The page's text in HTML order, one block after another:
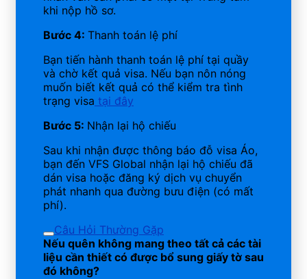
khi nộp hồ sơ.
Bước 4: Thanh toán lệ phí
Bạn tiến hành thanh toán lệ phí tại quầy
và chờ kết quả visa. Nếu bạn nôn nóng
muốn biết kết quả có thể kiểm tra tình
trạng visa tại đây
Bước 5: Nhận lại hộ chiếu
Sau khi nhận được thông báo đỗ visa Áo,
bạn đến VFS Global nhận lại hộ chiếu đã
dán visa hoặc đăng ký dịch vụ chuyển
phát nhanh qua đường bưu điện (có mất
phí).
Câu Hỏi Thường Gặp
Nếu quên không mang theo tất cả các tài
liệu cần thiết có được bổ sung giấy tờ sau
đó không?